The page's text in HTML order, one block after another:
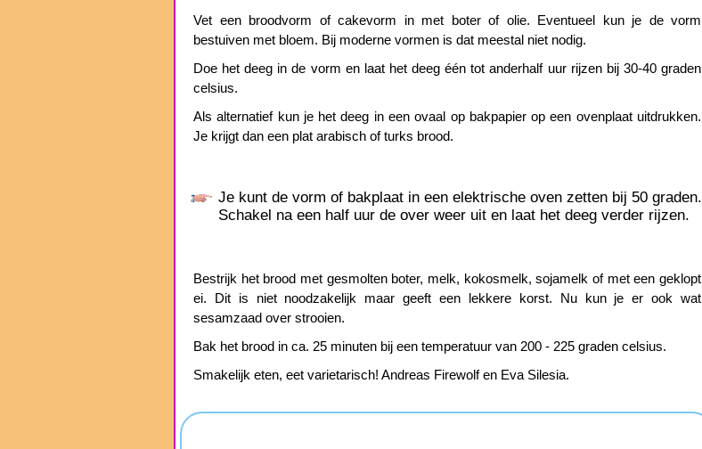
Vet een broodvorm of cakevorm in met boter of olie. Eventueel kun je de vorm
bestuiven met bloem. Bij moderne vormen is dat meestal niet nodig.
Doe het deeg in de vorm en laat het deeg één tot anderhalf uur rijzen bij 30-40 graden
celsius.
Als alternatief kun je het deeg in een ovaal op bakpapier op een ovenplaat uitdrukken.
Je krijgt dan een plat arabisch of turks brood.
Je kunt de vorm of bakplaat in een elektrische oven zetten bij 50 graden.
Schakel na een half uur de over weer uit en laat het deeg verder rijzen.
Bestrijk het brood met gesmolten boter, melk, kokosmelk, sojamelk of met een geklopt
ei. Dit is niet noodzakelijk maar geeft een lekkere korst. Nu kun je er ook wat
sesamzaad over strooien.
Bak het brood in ca. 25 minuten bij een temperatuur van 200 - 225 graden celsius.
Smakelijk eten, eet varietarisch! Andreas Firewolf en Eva Silesia.